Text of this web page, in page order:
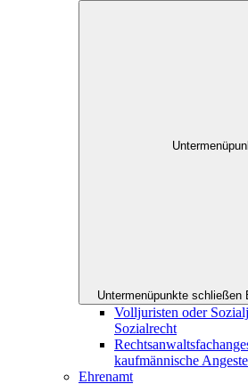
Untermenüpunkte schließen
Volljuristen oder
Sozialrecht
kaufmännische
Ehrenamt